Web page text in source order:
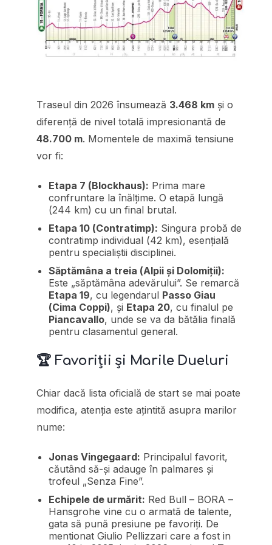
Traseul din 2026 însumează 3.468 km și o
diferență de nivel totală impresionantă de
48.700 m. Momentele de maximă tensiune
vor fi:
Etapa 7 (Blockhaus): Prima mare
confruntare la înălțime. O etapă lungă
(244 km) cu un final brutal.
Etapa 10 (Contratimp): Singura probă de
contratimp individual (42 km), esențială
pentru specialiștii disciplinei.
Săptămâna a treia (Alpii și Dolomiții):
Este „săptămâna adevărului”. Se remarcă
Etapa 19, cu legendarul Passo Giau
(Cima Coppi), și Etapa 20, cu finalul pe
Piancavallo, unde se va da bătălia finală
pentru clasamentul general.
🏆 Favoriții și Marile Dueluri
Chiar dacă lista oficială de start se mai poate
modifica, atenția este ațintită asupra marilor
nume:
Jonas Vingegaard: Principalul favorit,
căutând să-și adauge în palmares și
trofeul „Senza Fine”.
Echipele de urmărit: Red Bull – BORA –
Hansgrohe vine cu o armată de talente,
gata să pună presiune pe favoriți. De
mentionat Giulio Pellizzari care a fost in